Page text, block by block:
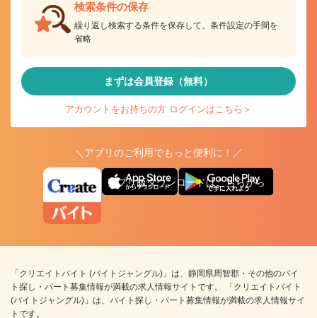
検索条件の保存
繰り返し検索する条件を保存して、条件設定の手間を
省略
まずは会員登録（無料）
アカウントをお持ちの方 ログインはこちら＞
＼アプリのご利用でもっと便利に！／
アプリ版ダウンロードはこちらから
「クリエイトバイト (バイトジャングル)」は、静岡県周智郡・その他のバイ
ト探し・パート募集情報が満載の求人情報サイトです。 「クリエイトバイト
(バイトジャングル)」は、バイト探し・パート募集情報が満載の求人情報サイ
トです。